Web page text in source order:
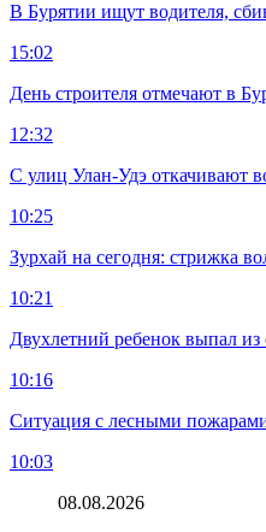
В Бурятии ищут водителя,
15:02
День строителя отмечают в
12:32
С улиц Улан-Удэ откачивают
10:25
Зурхай на сегодня: стрижка
10:21
Двухлетний ребенок выпал
10:16
Ситуация с лесными
10:03
08.08.2026